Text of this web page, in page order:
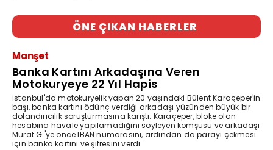
ÖNE ÇIKAN HABERLER
Manşet
Banka Kartını Arkadaşına Veren
Motokuryeye 22 Yıl Hapis
İstanbul'da motokuryelik yapan 20 yaşındaki Bülent Karaçeper'in
başı, banka kartını ödünç verdiği arkadaşı yüzünden büyük bir
dolandırıcılık soruşturmasına karıştı. Karaçeper, bloke olan
hesabına havale yapılamadığını söyleyen komşusu ve arkadaşı
Murat G.'ye önce IBAN numarasını, ardından da parayı çekmesi
için banka kartını ve şifresini verdi.